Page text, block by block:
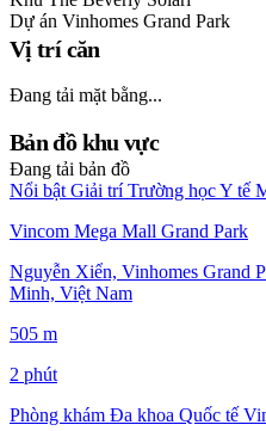
Dự án Vinhomes Grand Park
Vị trí căn
Đang tải mặt bằng...
Bản đồ khu vực
Đang tải bản đồ
Nổi bật Giải trí Trường họcY tế
Vincom Mega Mall Grand Park
Nguyễn Xiển, Vinhomes Grand
Minh, Việt Nam
505 m
2 phút
Phòng khám Đa khoa Quốc tế